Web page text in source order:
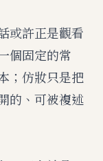
許正是觀看
個固定的常
；仿妝只是把
的、可被複述